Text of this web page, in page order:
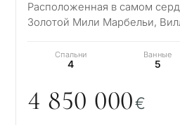
Расположенная в самом
Золотой Мили Марбельи,
роскошь…
Спальни
4
Ванные
5
4 850 000€